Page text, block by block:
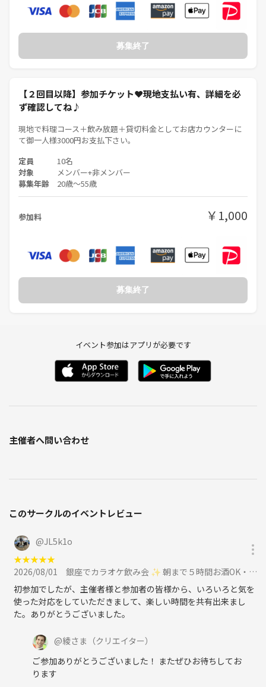
募集終了
【２回目以降】参加チケット❤現地支払い有、詳細を必
ず確認してね♪
現地で料理コース＋飲み放題＋貸切料金としてお店カウンターに
て御一人様3000円お支払下さい。
定員 10名
対象 メンバー+非メンバー
募集年齢 20歳〜55歳
参加料 ￥1,000
募集終了
イベント参加はアプリが必要です
主催者へ問い合わせ
このサークルのイベントレビュー
@JL5k1o
★★★★★
2026/08/01
銀座でカラオケ飲み会 ✨ 朝まで５時間お酒OK・フリードリンク 🥂 安心の1人参加 ✨ 初めてさん大歓迎 ✨に参加
初参加でしたが、主催者様と参加者の皆様から、いろいろと気を
使った対応をしていただきまして、楽しい時間を共有出来まし
た。ありがとうございました。
@綾さま （クリエイター）
ご参加ありがとうございました！ またぜひお待ちしてお
ります